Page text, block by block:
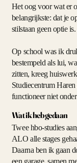
Het oog voor wat er
belangrijkste: dat je
stilstaan geen optie is.
Op school was ik
bestempeld als lui,
zitten, kreeg
Studiecentrum
functioneer niet
Wat ik heb gedaan
Twee hbo-studies
ALO alle stages
Daarna ben ik gaan
een garage, samen